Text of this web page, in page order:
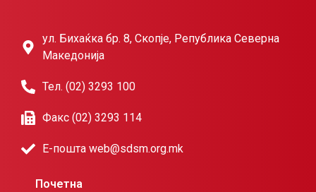
ул. Бихаќка бр. 8, Скопје, Република Северна
Македонија
Тел. (02) 3293 100
Факс (02) 3293 114
Е-пошта web@sdsm.org.mk
Почетна